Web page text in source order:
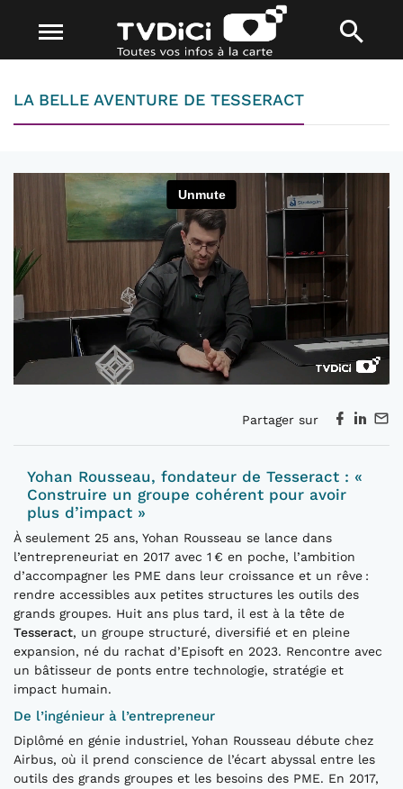
LA BELLE AVENTURE DE TESSERACT
Partager sur
Yohan Rousseau, fondateur de Tesseract : «
Construire un groupe cohérent pour avoir
plus d’impact »
À seulement 25 ans, Yohan Rousseau se lance dans
l’entrepreneuriat en 2017 avec 1 € en poche, l’ambition
d’accompagner les PME dans leur croissance et un rêve :
rendre accessibles aux petites structures les outils des
grands groupes. Huit ans plus tard, il est à la tête de
Tesseract, un groupe structuré, diversifié et en pleine
expansion, né du rachat d’Episoft en 2023. Rencontre avec
un bâtisseur de ponts entre technologie, stratégie et
impact humain.
De l’ingénieur à l’entrepreneur
Diplômé en génie industriel, Yohan Rousseau débute chez
Airbus, où il prend conscience de l’écart abyssal entre les
outils des grands groupes et les besoins des PME. En 2017,